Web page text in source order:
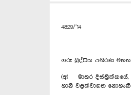
4829/’14
ගරු බුද්ධික පතිරණ
(අ) මාතර
හානි වළක්වාගත